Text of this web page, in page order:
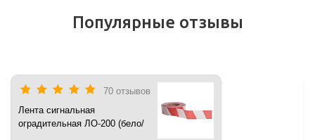
Популярные отзывы
70 отзывов
Лента сигнальная
оградительная ЛО-200 (бело/